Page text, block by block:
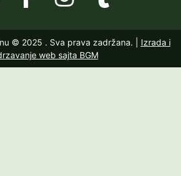
© 2025 . Sva prava zadržana. | Izrada i
web sajta BGM